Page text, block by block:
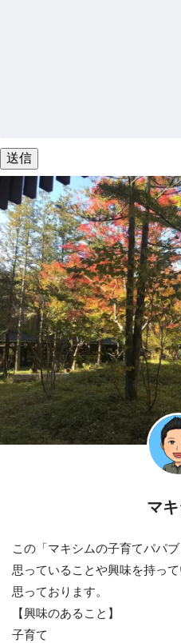
マ
この「マキシムの子育てパパ
思っていることや興味を持っ
思っております。
【興味のあること】
子育て